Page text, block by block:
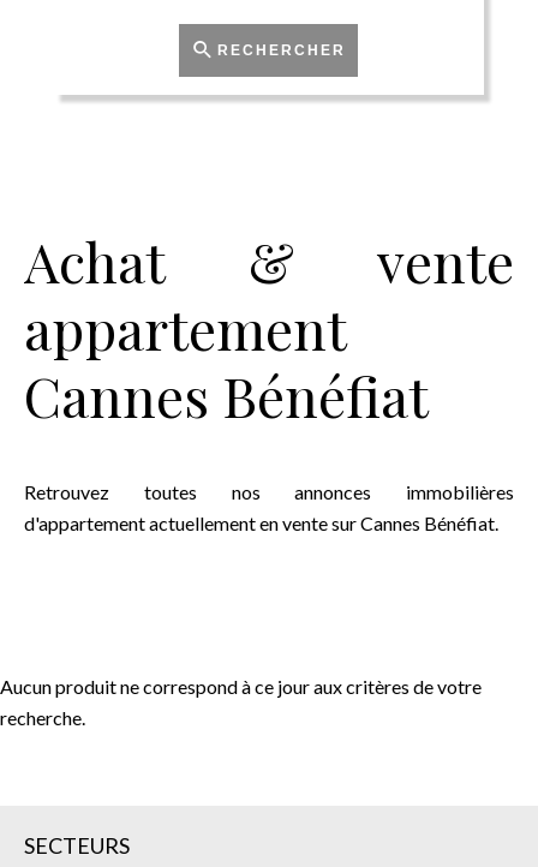
RECHERCHER
Achat & vente
appartement
Cannes Bénéfiat
Retrouvez toutes nos annonces immobilières
d'appartement actuellement en vente sur Cannes Bénéfiat.
Aucun produit ne correspond à ce jour aux critères de votre
recherche.
SECTEURS